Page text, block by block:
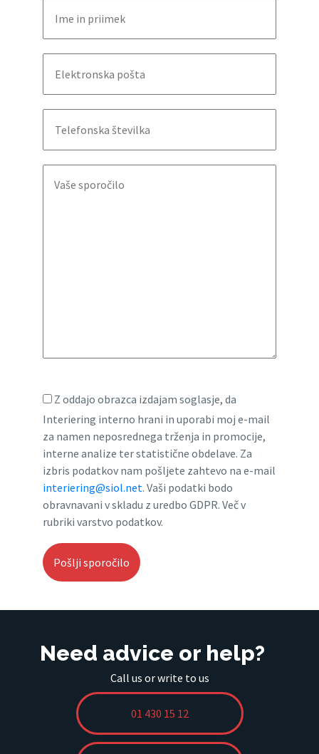
Z oddajo obrazca izdajam soglasje, da
Interiering interno hrani in uporabi moj e-mail
za namen neposrednega trženja in promocije,
interne analize ter statistične obdelave. Za
izbris podatkov nam pošljete zahtevo na e-mail
interiering@siol.net. Vaši podatki bodo
obravnavani v skladu z uredbo GDPR. Več v
rubriki varstvo podatkov.
Need advice or help?
Call us or write to us
01 430 15 12